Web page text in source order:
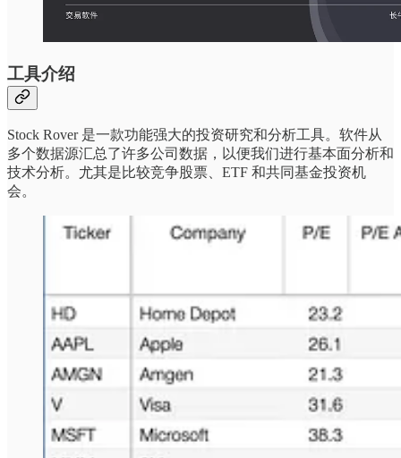
工具介绍
Stock Rover 是一款功能强大的投资研究和分析工具。软件从
多个数据源汇总了许多公司数据，以便我们进行基本面分析和
技术分析。尤其是比较竞争股票、ETF 和共同基金投资机
会。